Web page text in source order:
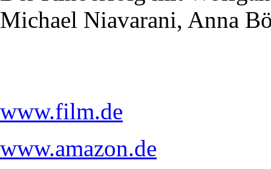
Michael Niavarani, Anna
www.film.de
www.amazon.de